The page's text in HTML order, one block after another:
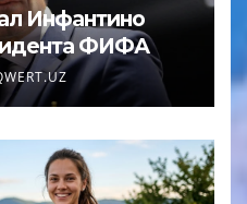
Инфантино
ФИФА